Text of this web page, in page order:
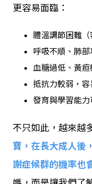
更容易面臨：
體溫調節困難（
呼吸不順、肺
血糖過低、黃
抵抗力較弱，
發育與學習能
不只如此，越來越
寶，在長大成人後
謝症候群的機率也